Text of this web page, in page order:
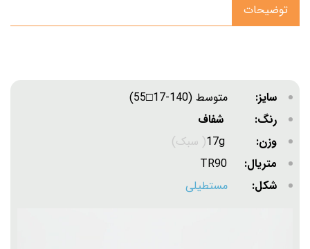
توضیحات
سایز: متوسط (140-17□55)
رنگ: شفاف
وزن:
( سبک)
متریال:
شکل: مستطیلی